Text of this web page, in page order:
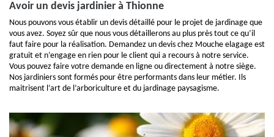
Avoir un devis jardinier à Thionne
Nous pouvons vous établir un devis détaillé pour le projet de jardinage que
vous avez. Soyez sûr que nous vous détaillerons au plus près tout ce qu’il
faut faire pour la réalisation. Demandez un devis chez Mouche elagage est
gratuit et n’engage en rien pour le client qui a recours à notre service.
Vous pouvez faire votre demande en ligne ou directement à notre siège.
Nos jardiniers sont formés pour être performants dans leur métier. Ils
maitrisent l’art de l’arboriculture et du jardinage paysagisme.